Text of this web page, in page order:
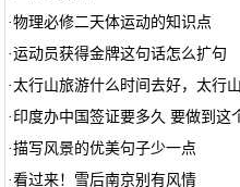
·物理必修二天体运动的知识点
·运动员获得金牌这句话怎么扩句
·太行山旅游什么时间去好，太行
· 印度办中国签证要多久 要做到这
·描写风景的优美句子少一点
·看过来！雪后南京别有风情